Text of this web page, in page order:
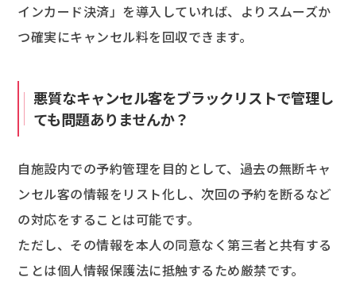
インカード決済」を導入していれば、よりスムーズか
つ確実にキャンセル料を回収できます。
悪質なキャンセル客をブラックリストで管理し
ても問題ありませんか？
自施設内での予約管理を目的として、過去の無断キャ
ンセル客の情報をリスト化し、次回の予約を断るなど
の対応をすることは可能です。
ただし、その情報を本人の同意なく第三者と共有する
ことは個人情報保護法に抵触するため厳禁です。